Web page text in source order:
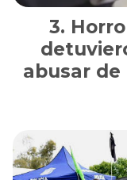
abusar de